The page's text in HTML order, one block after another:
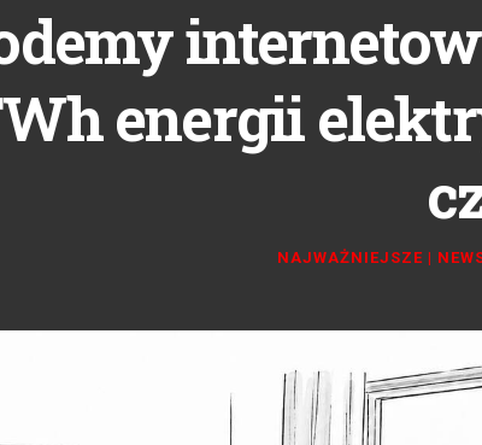
energii
NAJWAŻNIEJSZE |